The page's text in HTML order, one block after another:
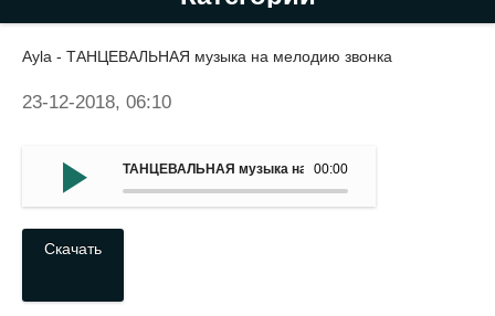
Ayla - ТАНЦЕВАЛЬНАЯ музыка на мелодию звонка
23-12-2018, 06:10
00:00
ТАНЦЕВАЛЬНАЯ музыка на мелодию звонка - Ayla
Скачать